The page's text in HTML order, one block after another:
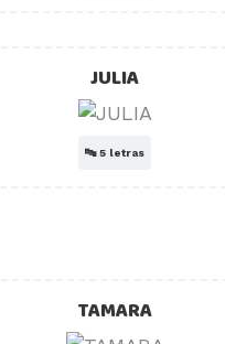
JULIA
🔤5 letras
TAMARA